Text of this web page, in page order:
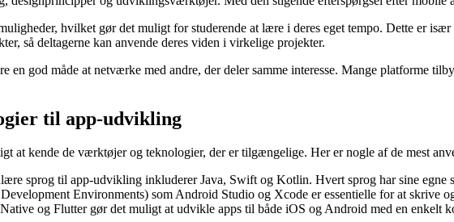
hvilket gør det muligt for studerende at lære i deres eget tempo. Dette er
så deltagerne kan anvende deres viden i virkelige projekter.
god måde at netværke med andre, der deler samme interesse. Mange platforme
til app-udvikling
at kende de værktøjer og teknologier, der er tilgængelige. Her er nogle af de mest
sprog til app-udvikling inkluderer Java, Swift og Kotlin. Hvert sprog har sine
Environments) som Android Studio og Xcode er essentielle for at skrive
og Flutter gør det muligt at udvikle apps til både iOS og Android med en enkelt